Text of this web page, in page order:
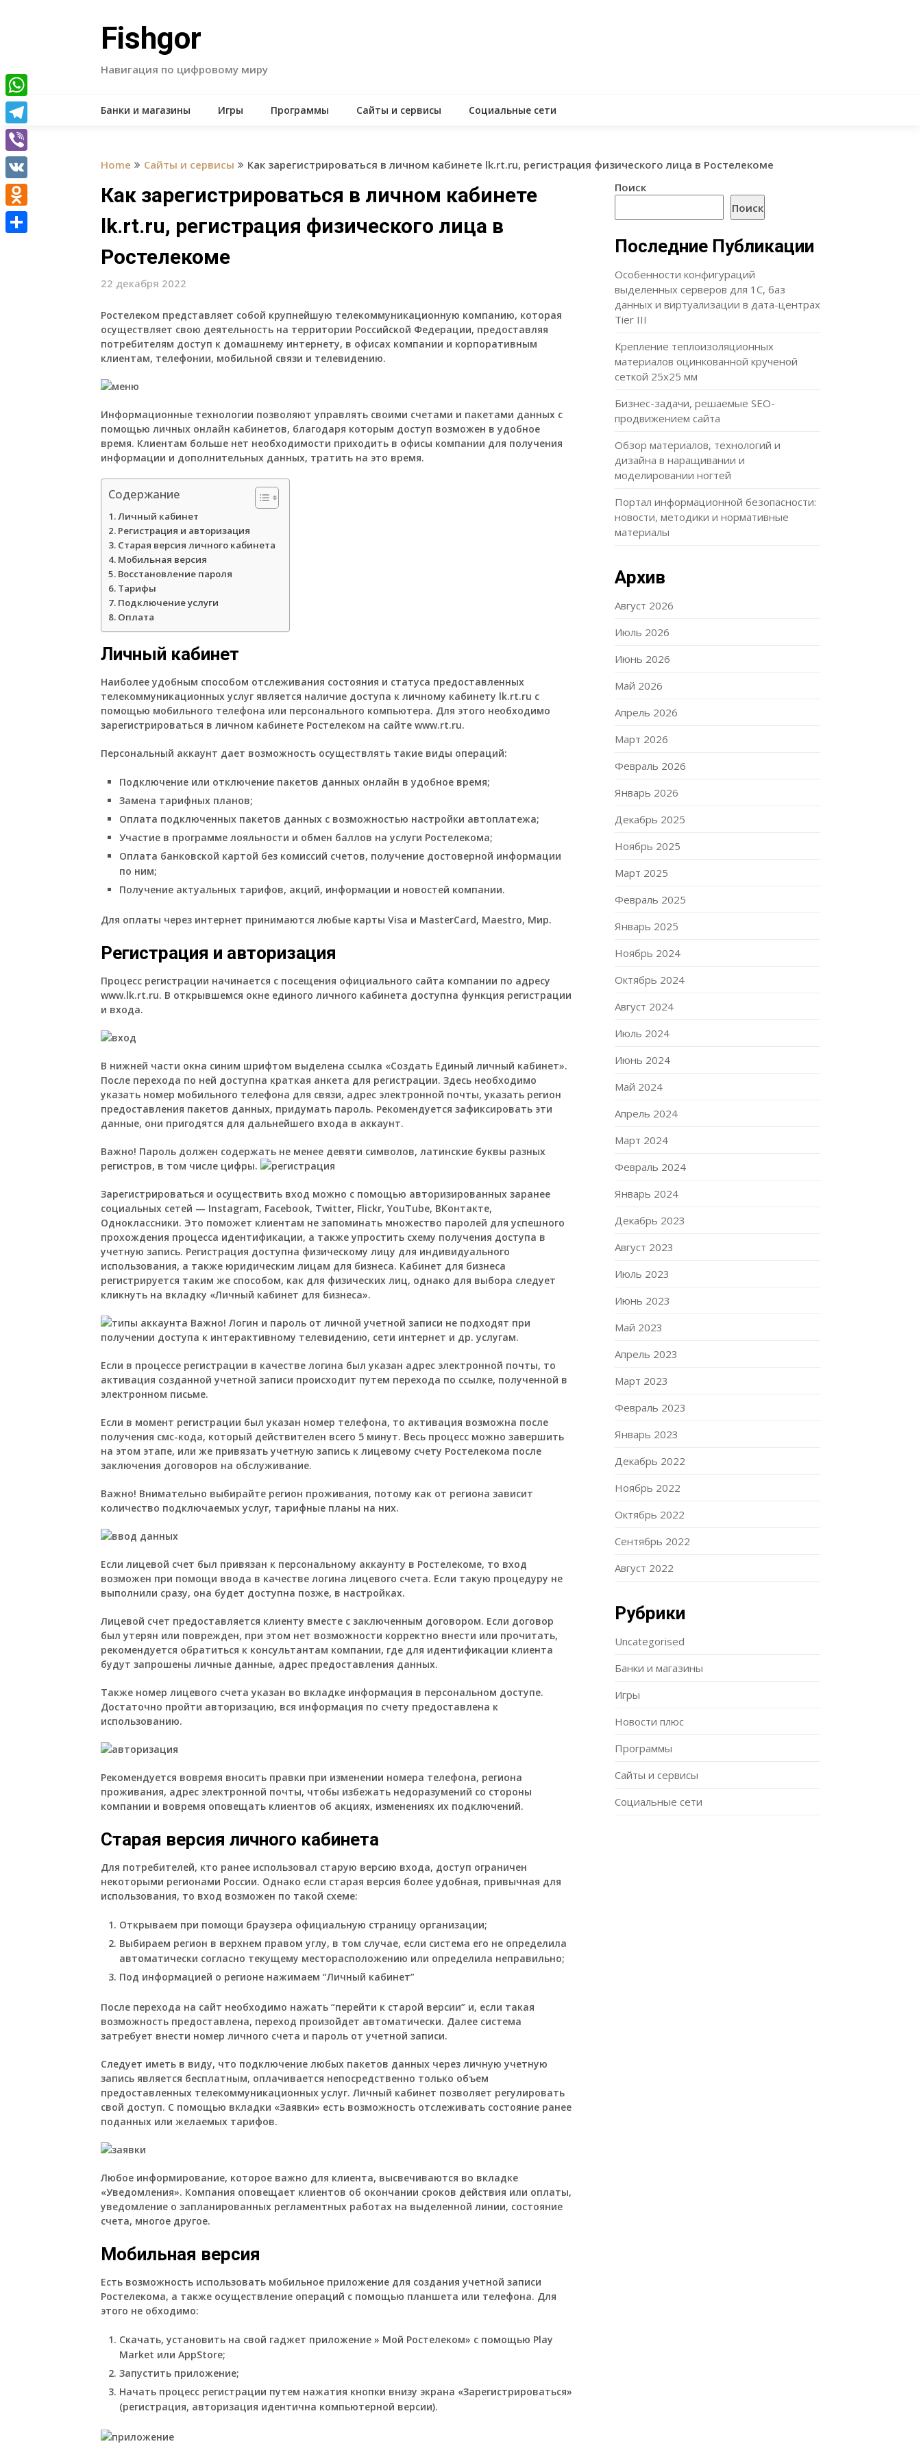
Fishgor
Навигация по цифровому миру
Банки и магазины Игры Программы Сайты и сервисы Социальные сети
Home Сайты и сервисы Как зарегистрироваться в личном кабинете lk.rt.ru, регистрация физического лица в Ростелекоме
Как зарегистрироваться в личном кабинете
lk.rt.ru, регистрация физического лица в
Ростелекоме
22 декабря 2022
Ростелеком представляет собой крупнейшую телекоммуникационную компанию, которая
осуществляет свою деятельность на территории Российской Федерации, предоставляя
потребителям доступ к домашнему интернету, в офисах компании и корпоративным
клиентам, телефонии, мобильной связи и телевидению.
Информационные технологии позволяют управлять своими счетами и пакетами данных с
помощью личных онлайн кабинетов, благодаря которым доступ возможен в удобное
время. Клиентам больше нет необходимости приходить в офисы компании для получения
информации и дополнительных данных, тратить на это время.
Содержание
Личный кабинет
Регистрация и авторизация
Старая версия личного кабинета
Мобильная версия
Восстановление пароля
Тарифы
Подключение услуги
Оплата
Личный кабинет
Наиболее удобным способом отслеживания состояния и статуса предоставленных
телекоммуникационных услуг является наличие доступа к личному кабинету lk.rt.ru с
помощью мобильного телефона или персонального компьютера. Для этого необходимо
зарегистрироваться в личном кабинете Ростелеком на сайте www.rt.ru.
Персональный аккаунт дает возможность осуществлять такие виды операций:
Подключение или отключение пакетов данных онлайн в удобное время;
Замена тарифных планов;
Оплата подключенных пакетов данных с возможностью настройки автоплатежа;
Участие в программе лояльности и обмен баллов на услуги Ростелекома;
Оплата банковской картой без комиссий счетов, получение достоверной информации
по ним;
Получение актуальных тарифов, акций, информации и новостей компании.
Для оплаты через интернет принимаются любые карты Visa и MasterCard, Maestro, Мир.
Регистрация и авторизация
Процесс регистрации начинается с посещения официального сайта компании по адресу
www.lk.rt.ru. В открывшемся окне единого личного кабинета доступна функция регистрации
и входа.
В нижней части окна синим шрифтом выделена ссылка «Создать Единый личный кабинет».
После перехода по ней доступна краткая анкета для регистрации. Здесь необходимо
указать номер мобильного телефона для связи, адрес электронной почты, указать регион
предоставления пакетов данных, придумать пароль. Рекомендуется зафиксировать эти
данные, они пригодятся для дальнейшего входа в аккаунт.
Важно! Пароль должен содержать не менее девяти символов, латинские буквы разных
регистров, в том числе цифры.
Зарегистрироваться и осуществить вход можно с помощью авторизированных заранее
социальных сетей — Instagram, Facebook, Twitter, Flickr, YouTube, ВКонтакте,
Одноклассники. Это поможет клиентам не запоминать множество паролей для успешного
прохождения процесса идентификации, а также упростить схему получения доступа в
учетную запись. Регистрация доступна физическому лицу для индивидуального
использования, а также юридическим лицам для бизнеса. Кабинет для бизнеса
регистрируется таким же способом, как для физических лиц, однако для выбора следует
кликнуть на вкладку «Личный кабинет для бизнеса».
Важно! Логин и пароль от личной учетной записи не подходят при
получении доступа к интерактивному телевидению, сети интернет и др. услугам.
Если в процессе регистрации в качестве логина был указан адрес электронной почты, то
активация созданной учетной записи происходит путем перехода по ссылке, полученной в
электронном письме.
Если в момент регистрации был указан номер телефона, то активация возможна после
получения смс-кода, который действителен всего 5 минут. Весь процесс можно завершить
на этом этапе, или же привязать учетную запись к лицевому счету Ростелекома после
заключения договоров на обслуживание.
Важно! Внимательно выбирайте регион проживания, потому как от региона зависит
количество подключаемых услуг, тарифные планы на них.
Если лицевой счет был привязан к персональному аккаунту в Ростелекоме, то вход
возможен при помощи ввода в качестве логина лицевого счета. Если такую процедуру не
выполнили сразу, она будет доступна позже, в настройках.
Лицевой счет предоставляется клиенту вместе с заключенным договором. Если договор
был утерян или поврежден, при этом нет возможности корректно внести или прочитать,
рекомендуется обратиться к консультантам компании, где для идентификации клиента
будут запрошены личные данные, адрес предоставления данных.
Также номер лицевого счета указан во вкладке информация в персональном доступе.
Достаточно пройти авторизацию, вся информация по счету предоставлена к
использованию.
Рекомендуется вовремя вносить правки при изменении номера телефона, региона
проживания, адрес электронной почты, чтобы избежать недоразумений со стороны
компании и вовремя оповещать клиентов об акциях, изменениях их подключений.
Старая версия личного кабинета
Для потребителей, кто ранее использовал старую версию входа, доступ ограничен
некоторыми регионами России. Однако если старая версия более удобная, привычная для
использования, то вход возможен по такой схеме:
Открываем при помощи браузера официальную страницу организации;
Выбираем регион в верхнем правом углу, в том случае, если система его не определила
автоматически согласно текущему месторасположению или определила неправильно;
Под информацией о регионе нажимаем “Личный кабинет”
После перехода на сайт необходимо нажать “перейти к старой версии” и, если такая
возможность предоставлена, переход произойдет автоматически. Далее система
затребует внести номер личного счета и пароль от учетной записи.
Следует иметь в виду, что подключение любых пакетов данных через личную учетную
запись является бесплатным, оплачивается непосредственно только объем
предоставленных телекоммуникационных услуг. Личный кабинет позволяет регулировать
свой доступ. С помощью вкладки «Заявки» есть возможность отслеживать состояние ранее
поданных или желаемых тарифов.
Любое информирование, которое важно для клиента, высвечиваются во вкладке
«Уведомления». Компания оповещает клиентов об окончании сроков действия или оплаты,
уведомление о запланированных регламентных работах на выделенной линии, состояние
счета, многое другое.
Мобильная версия
Есть возможность использовать мобильное приложение для создания учетной записи
Ростелекома, а также осуществление операций с помощью планшета или телефона. Для
этого не обходимо:
Скачать, установить на свой гаджет приложение » Мой Ростелеком» с помощью Play
Market или AppStore;
Запустить приложение;
Начать процесс регистрации путем нажатия кнопки внизу экрана «Зарегистрироваться»
(регистрация, авторизация идентична компьютерной версии).
Поиск
Поиск
Последние Публикации
Особенности конфигураций
выделенных серверов для 1С, баз
данных и виртуализации в дата-центрах
Tier III
Крепление теплоизоляционных
материалов оцинкованной крученой
сеткой 25х25 мм
Бизнес-задачи, решаемые SEO-
продвижением сайта
Обзор материалов, технологий и
дизайна в наращивании и
моделировании ногтей
Портал информационной безопасности:
новости, методики и нормативные
материалы
Архив
Август 2026
Июль 2026
Июнь 2026
Май 2026
Апрель 2026
Март 2026
Февраль 2026
Январь 2026
Декабрь 2025
Ноябрь 2025
Март 2025
Февраль 2025
Январь 2025
Ноябрь 2024
Октябрь 2024
Август 2024
Июль 2024
Июнь 2024
Май 2024
Апрель 2024
Март 2024
Февраль 2024
Январь 2024
Декабрь 2023
Август 2023
Июль 2023
Июнь 2023
Май 2023
Апрель 2023
Март 2023
Февраль 2023
Январь 2023
Декабрь 2022
Ноябрь 2022
Октябрь 2022
Сентябрь 2022
Август 2022
Рубрики
Uncategorised
Банки и магазины
Игры
Новости плюс
Программы
Сайты и сервисы
Социальные сети
WhatsApp
Telegram
Viber
VK
Odnoklassniki